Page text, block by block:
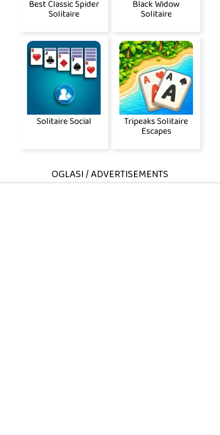
Best Classic Spider
Solitaire
Black Widow
Solitaire
Solitaire Social Tripeaks Solitaire
Escapes
OGLASI / ADVERTISEMENTS